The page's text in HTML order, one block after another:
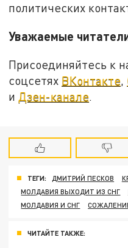
политических
Уважаемые
Присоединяйтесь к
соцсетях ВКонтакте,
и Дзен-канале.
ТЕГИ: ДМИТРИЙ ПЕСКОВ
МОЛДАВИЯ ВЫХОДИТ ИЗ СНГ
МОЛДАВИЯ И СНГ
ЧИТАЙТЕ ТАКЖЕ: